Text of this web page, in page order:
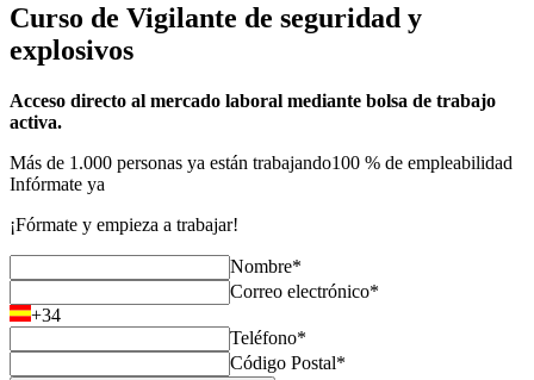
Curso de Vigilante de seguridad y
explosivos
Acceso directo al mercado laboral mediante bolsa de trabajo
activa.
Más de 1.000 personas ya están trabajando100 % de empleabilidad
Infórmate ya
¡Fórmate y empieza a trabajar!
Nombre*
Correo electrónico*
+34
Teléfono*
Código Postal*